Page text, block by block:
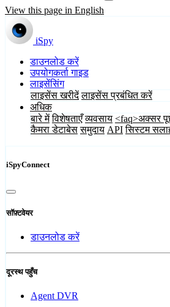
View this page in English
iSpy
डाउनलोड करें
उपयोगकर्ता गाइड
लाइसेंसिंग
लाइसेंस खरीदें लाइसेंस प्रबंधित करें
अधिक
बारे में विशेषताएँ व्यवसाय <faq>अक्सर
कैमरा डेटाबेस समुदाय API सिस्टम
iSpyConnect
सॉफ़्टवेयर
डाउनलोड करें
दूरस्थ पहुँच
Agent DVR